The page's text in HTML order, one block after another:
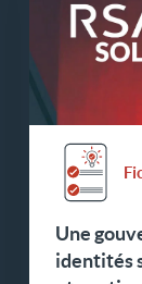
Une
identités